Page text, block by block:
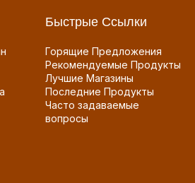
Быстрые Ссылки
Горящие Предложения
Рекомендуемые Продукты
Лучшие Магазины
Последние Продукты
Часто задаваемые
вопросы